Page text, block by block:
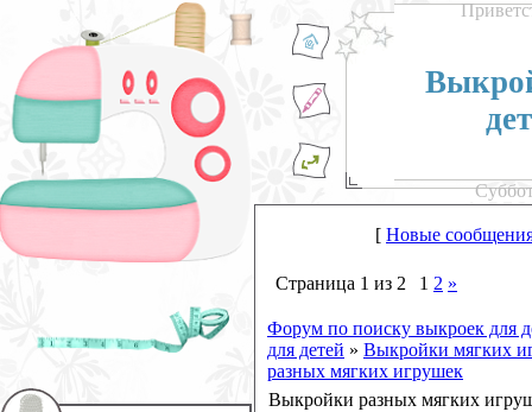
[ Новые
Страница 1 из 2 1 2 »
Форум по поиску выкроек для
для детей » Выкройки мягких
разных мягких игрушек
Выкройки разных мягких